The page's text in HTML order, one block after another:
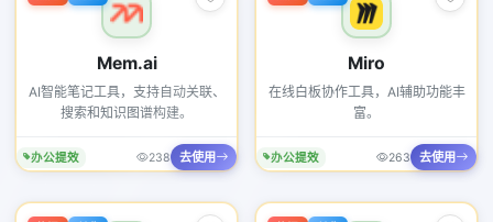
Mem.ai
AI智能笔记工具，支持自动关联、
搜索和知识图谱构建。
办公提效 238 去使用
Miro
在线白板协作工具，AI辅助功能丰
富。
办公提效 263 去使用